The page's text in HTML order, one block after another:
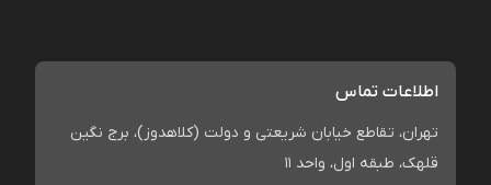
اطلاعات تماس
تهران، تقاطع خیابان شریعتی و دولت (کلاهدوز)، برج نگین
قلهک، طبقه اول، واحد 11